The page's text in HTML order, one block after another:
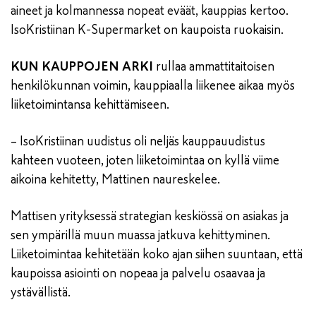
aineet ja kolmannessa nopeat eväät, kauppias kertoo.
IsoKristiinan K-Supermarket on kaupoista ruokaisin.
KUN KAUPPOJEN ARKI rullaa ammattitaitoisen
henkilökunnan voimin, kauppiaalla liikenee aikaa myös
liiketoimintansa kehittämiseen.
– IsoKristiinan uudistus oli neljäs kauppauudistus
kahteen vuoteen, joten liiketoimintaa on kyllä viime
aikoina kehitetty, Mattinen naureskelee.
Mattisen yrityksessä strategian keskiössä on asiakas ja
sen ympärillä muun muassa jatkuva kehittyminen.
Liiketoimintaa kehitetään koko ajan siihen suuntaan, että
kaupoissa asiointi on nopeaa ja palvelu osaavaa ja
ystävällistä.